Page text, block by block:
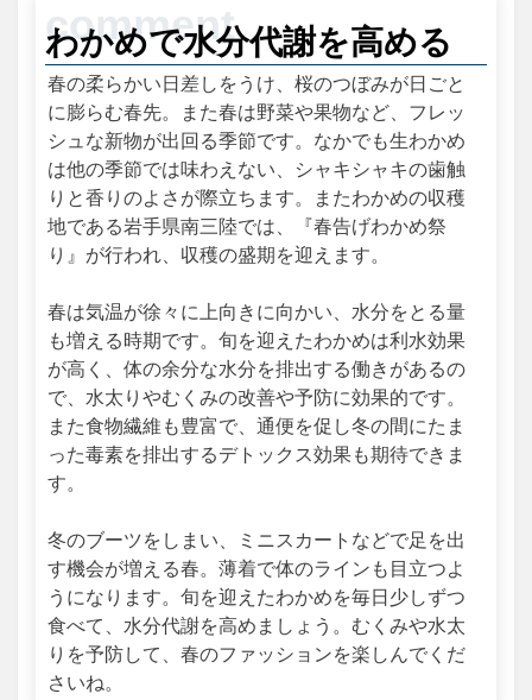
わかめで水分代謝を高める
春の柔らかい日差しをうけ、桜のつぼみが日ごと
に膨らむ春先。また春は野菜や果物など、フレッ
シュな新物が出回る季節です。なかでも生わかめ
は他の季節では味わえない、シャキシャキの歯触
りと香りのよさが際立ちます。またわかめの収穫
地である岩手県南三陸では、『春告げわかめ祭
り』が行われ、収穫の盛期を迎えます。
春は気温が徐々に上向きに向かい、水分をとる量
も増える時期です。旬を迎えたわかめは利水効果
が高く、体の余分な水分を排出する働きがあるの
で、水太りやむくみの改善や予防に効果的です。
また食物繊維も豊富で、通便を促し冬の間にたま
った毒素を排出するデトックス効果も期待できま
す。
冬のブーツをしまい、ミニスカートなどで足を出
す機会が増える春。薄着で体のラインも目立つよ
うになります。旬を迎えたわかめを毎日少しずつ
食べて、水分代謝を高めましょう。むくみや水太
りを予防して、春のファッションを楽しんでくだ
さいね。